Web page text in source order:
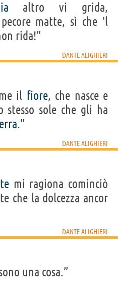
altro vi grida,
matte, sì che 'l
rida!”
DANTE ALIGHIERI
il fiore, che nasce e
stesso sole che gli ha
.”
DANTE ALIGHIERI
mi ragiona cominciò
che la dolcezza ancor
DANTE ALIGHIERI
una cosa.”